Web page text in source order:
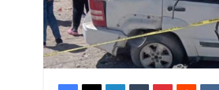
Facebook
X LinkedInTumblr PinterestReddit